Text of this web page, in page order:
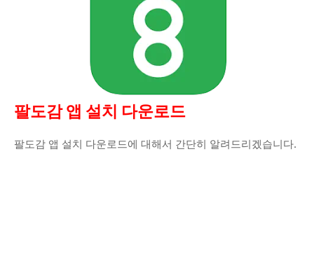
팔도감 앱 설치 다운로드
팔도감 앱 설치 다운로드에 대해서 간단히 알려드리겠습니다.